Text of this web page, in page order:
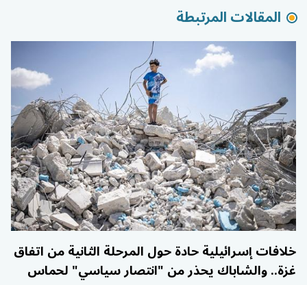
المقالات المرتبطة
خلافات إسرائيلية حادة حول المرحلة الثانية من اتفاق
غزة.. والشاباك يحذر من "انتصار سياسي" لحماس